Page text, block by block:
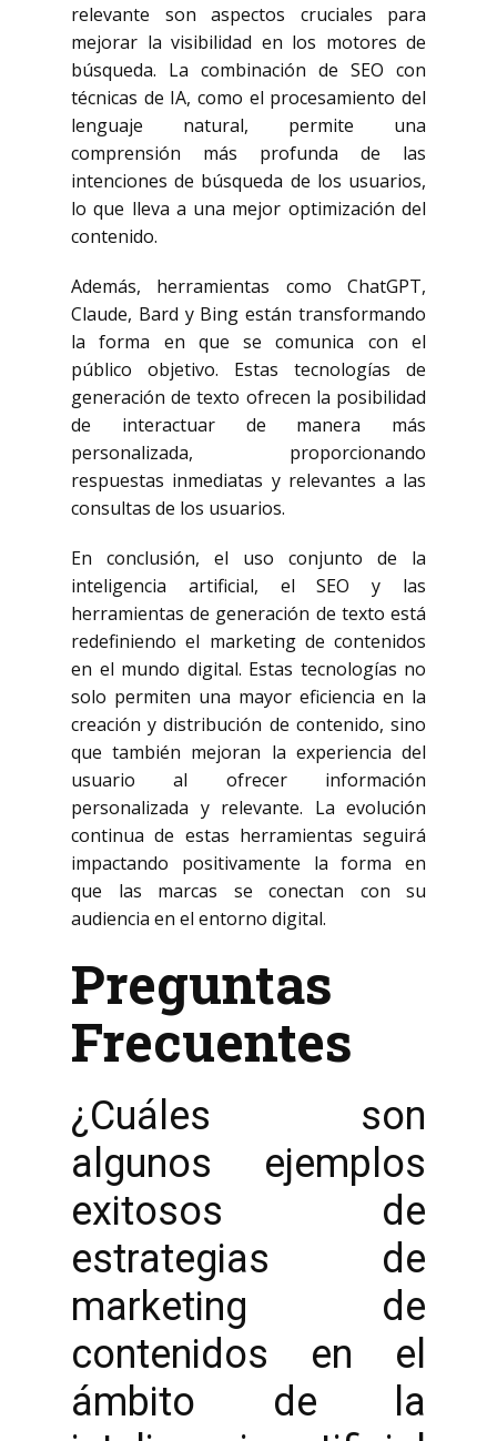
relevante son aspectos cruciales para
mejorar la visibilidad en los motores de
búsqueda. La combinación de SEO con
técnicas de IA, como el procesamiento del
lenguaje natural, permite una
comprensión más profunda de las
intenciones de búsqueda de los usuarios,
lo que lleva a una mejor optimización del
contenido.
Además, herramientas como ChatGPT,
Claude, Bard y Bing están transformando
la forma en que se comunica con el
público objetivo. Estas tecnologías de
generación de texto ofrecen la posibilidad
de interactuar de manera más
personalizada, proporcionando
respuestas inmediatas y relevantes a las
consultas de los usuarios.
En conclusión, el uso conjunto de la
inteligencia artificial, el SEO y las
herramientas de generación de texto está
redefiniendo el marketing de contenidos
en el mundo digital. Estas tecnologías no
solo permiten una mayor eficiencia en la
creación y distribución de contenido, sino
que también mejoran la experiencia del
usuario al ofrecer información
personalizada y relevante. La evolución
continua de estas herramientas seguirá
impactando positivamente la forma en
que las marcas se conectan con su
audiencia en el entorno digital.
Preguntas
Frecuentes
¿Cuáles son
algunos ejemplos
exitosos de
estrategias de
marketing de
contenidos en el
ámbito de la